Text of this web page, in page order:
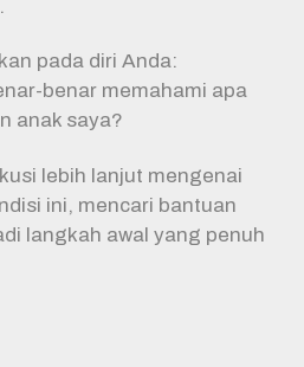
pada diri Anda:
benar memahami apa
anak saya?
lebih lanjut mengenai
ini, mencari bantuan
langkah awal yang penuh